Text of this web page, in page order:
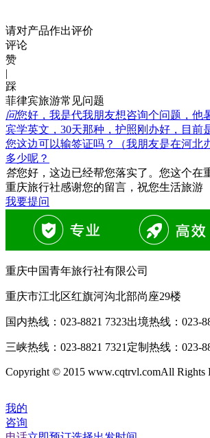
请对产品作出评价
评论
赞
|
踩
菲律宾旅游常见问题
问您好，我是代我朋友想咨询个问题，他
宾学英文，30天那种，护照刚办好，目前
您这边可以输签证吗？（我朋友是在河北
多少呢？
答您好，这边已经帮您落实了。您这个在
重庆旅行社感谢您的留言，祝您生活旅游
我要提问
重庆中国青年旅行社有限公司
重庆市江北区红旗河沟北部尚座29楼
国内热线： 023-8821 7323出境热线： 023-
三峡热线： 023-8821 7321 定制热线： 023-
Copyright © 2015 www.cqtrvl.comAll Rights
我的
咨询